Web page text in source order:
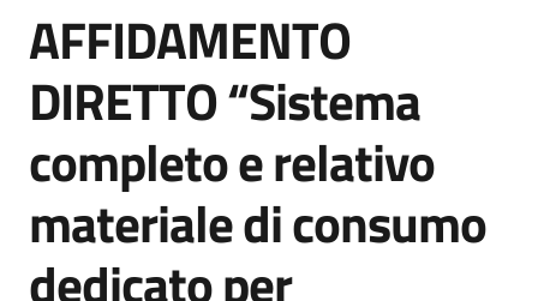
di
acquisto
Piattaforme
telematiche
Salta al contenuto
AFFIDAMENTO
DIRETTO “Sistema
completo e relativo
materiale di consumo
dedicato per